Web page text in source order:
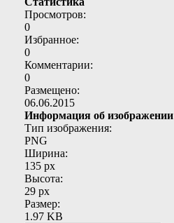
Просмотров:
0
Избранное:
0
Комментарии:
0
Размещено:
06.06.2015
Информация об изображении
Тип изображения:
PNG
Ширина:
135 px
Высота:
29 px
Размер:
1.97 KB